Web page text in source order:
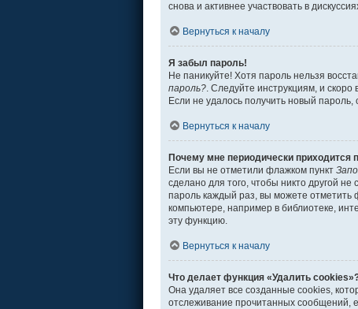
снова и активнее участвовать в
Вернуться к началу
Я забыл пароль!
Не паникуйте! Хотя пароль нельзя
пароль?. Следуйте инструкциям, и
Если не удалось получить новый
Вернуться к началу
Почему мне периодически приходится
Если вы не отметили флажком пункт
сделано для того, чтобы никто другой
пароль каждый раз, вы можете отметить
компьютере, например в библиотеке,
эту функцию.
Вернуться к началу
Что делает функция «Удалить
Она удаляет все созданные cookies,
отслеживание прочитанных сообщений,